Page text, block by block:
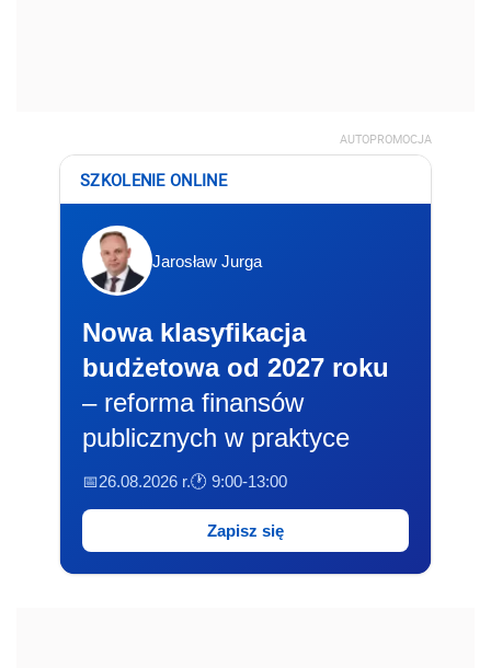
AUTOPROMOCJA
SZKOLENIE ONLINE
Jarosław Jurga
Nowa klasyfikacja
budżetowa od 2027 roku
– reforma finansów
publicznych w praktyce
📅26.08.2026 r.🕐 9:00-13:00
Zapisz się